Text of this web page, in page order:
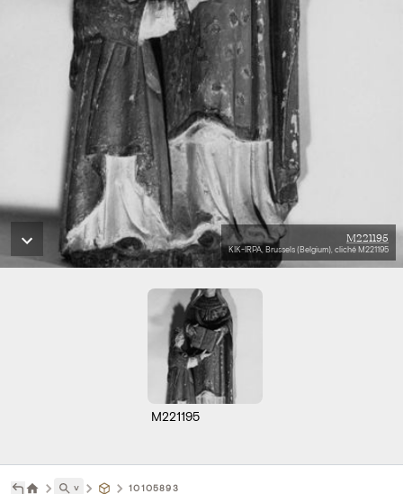
M221195
KIK-IRPA, Brussels (Belgium), cliché M221195
M221195
˅ 10105893